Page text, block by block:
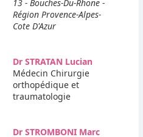
13 - Bouches-Du-Rhone -
Région Provence-Alpes-
Cote D'Azur
Dr STRATAN Lucian
Médecin Chirurgie
orthopédique et
traumatologie
Dr STROMBONI Marc